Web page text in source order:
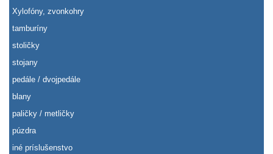
Xylofóny, zvonkohry
tamburíny
stoličky
stojany
pedále / dvojpedále
blany
paličky / metličky
púzdra
iné príslušenstvo